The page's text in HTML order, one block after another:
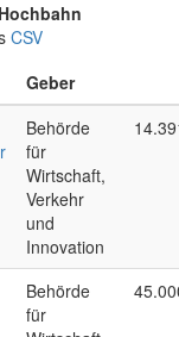
CSV
Geber
Behörde
für
Wirtschaft,
Verkehr
und
Innovation
Behörde
für